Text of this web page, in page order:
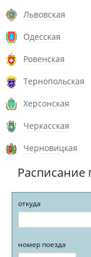
Львовская
Одесская
Ровенская
Тернопольская
Херсонская
Черкасская
Черновицкая
Расписание
откуда
номер поезда